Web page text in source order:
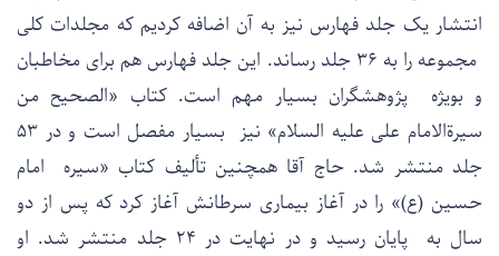
انتشار یک جلد فهارس نیز به آن اضافه کردیم که مجلدات کلی
مجموعه را به ۳۶ جلد رساند. این جلد فهارس هم برای مخاطبان
و بویژه پژوهشگران بسیار مهم است. کتاب «الصحیح من
سیرةالامام علی علیه السلام» نیز بسیار مفصل است و در ۵۳
جلد منتشر شد. حاج آقا همچنین تألیف کتاب «سیره امام
حسین (ع)» را در آغاز بیماری سرطانش آغاز کرد که پس از دو
سال به پایان رسید و در نهایت در ۲۴ جلد منتشر شد. او